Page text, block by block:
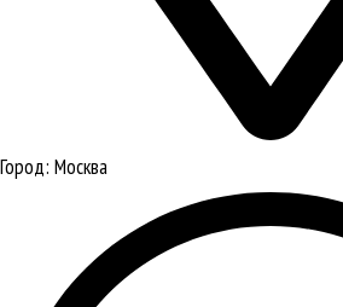
Город: Москва